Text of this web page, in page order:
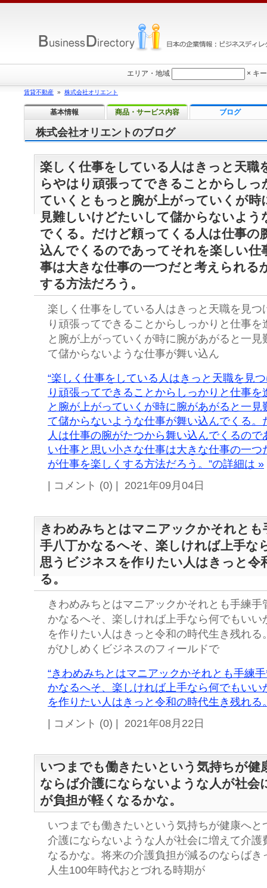
株式会社オリエントのブログ
楽しく仕事をしている人はきっと天職
らやはり頑張ってできることからしっ
ていくともっと腕が上がっていくが時
見難しいけどたいして儲からないよう
でくる。だけど頼ってくる人は仕事の
込んでくるのであってそれを楽しい仕
事は大きな仕事の一つだと考えられる
する方法だろう。
楽しく仕事をしている人はきっと天職を見つ
り頑張ってできることからしっかりと仕事を
と腕が上がっていくが時に腕があがると一見
て儲からないような仕事が舞い込ん
“楽しく仕事をしている人はきっと天職を見
り頑張ってできることからしっかりと仕事を
と腕が上がっていくが時に腕があがると一見
て儲からないような仕事が舞い込んでくる。
人は仕事の腕がたつから舞い込んでくるので
い仕事と思い小さな仕事は大きな仕事の一つ
が仕事を楽しくする方法だろう。”の詳細は »
| コメント (0) | 2021年09月04日
きわめみちとはマニアックかそれとも
手八丁かなるへそ、楽しければ上手な
思うビジネスを作りたい人はきっと令
る。
きわめみちとはマニアックかそれとも手練手
かなるへそ、楽しければ上手なら何でもいい
を作りたい人はきっと令和の時代生き残れる
がひしめくビジネスのフィールドで
“きわめみちとはマニアックかそれとも手練
かなるへそ、楽しければ上手なら何でもいい
を作りたい人はきっと令和の時代生き残れる
| コメント (0) | 2021年08月22日
いつまでも働きたいという気持ちが健
ならば介護にならないような人が社会
が負担が軽くなるかな。
いつまでも働きたいという気持ちが健康へと
介護にならないような人が社会に増えて介護
なるかな。将来の介護負担が減るのならばき
人生100年時代おとづれる時期が
エリア・地域 × キ
賃貸不動産 » 株式会社オリエント
基本情報 商品・サービス内容 ブログ